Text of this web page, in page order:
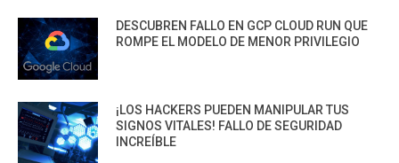
DESCUBREN FALLO EN GCP CLOUD RUN QUE
ROMPE EL MODELO DE MENOR PRIVILEGIO
¡LOS HACKERS PUEDEN MANIPULAR TUS
SIGNOS VITALES! FALLO DE SEGURIDAD
INCREÍBLE